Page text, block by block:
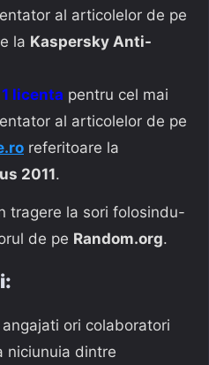
al articolelor de pe
la Kaspersky Anti-
1 licenta pentru cel mai
al articolelor de pe
referitoare la
2011.
tragere la sori folosindu-
de pe Random.org.
ori colaboratori
niciunuia dintre